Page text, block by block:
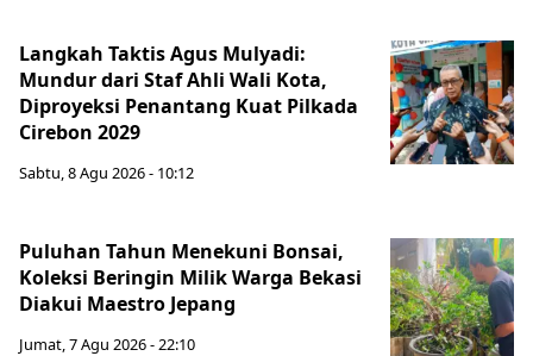
Langkah Taktis Agus Mulyadi:
Mundur dari Staf Ahli Wali Kota,
Diproyeksi Penantang Kuat Pilkada
Cirebon 2029
Sabtu, 8 Agu 2026 - 10:12
Puluhan Tahun Menekuni Bonsai,
Koleksi Beringin Milik Warga Bekasi
Diakui Maestro Jepang
Jumat, 7 Agu 2026 - 22:10